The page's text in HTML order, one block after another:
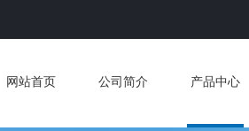
网站首页 公司简介 产品中心